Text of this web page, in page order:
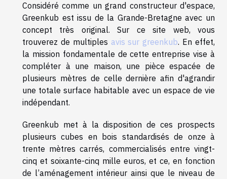
Considéré comme un grand constructeur d'espace,
Greenkub est issu de la Grande-Bretagne avec un
concept très original. Sur ce site web, vous
trouverez de multiples avis sur greenkub. En effet,
la mission fondamentale de cette entreprise vise à
compléter à une maison, une pièce espacée de
plusieurs mètres de celle dernière afin d'agrandir
une totale surface habitable avec un espace de vie
indépendant.
Greenkub met à la disposition de ces prospects
plusieurs cubes en bois standardisés de onze à
trente mètres carrés, commercialisés entre vingt-
cinq et soixante-cinq mille euros, et ce, en fonction
de l’aménagement intérieur ainsi que le niveau de